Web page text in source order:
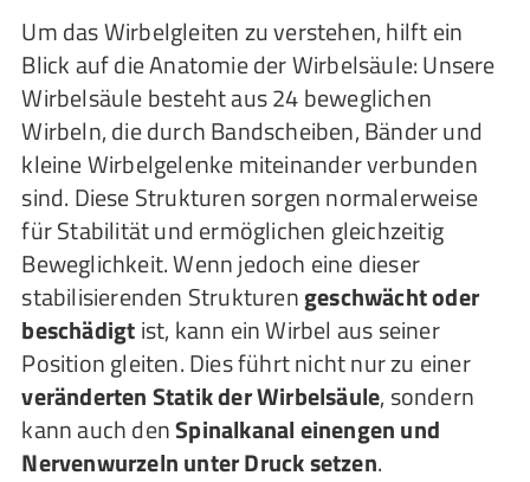
Um das Wirbelgleiten zu verstehen, hilft ein
Blick auf die Anatomie der Wirbelsäule: Unsere
Wirbelsäule besteht aus 24 beweglichen
Wirbeln, die durch Bandscheiben, Bänder und
kleine Wirbelgelenke miteinander verbunden
sind. Diese Strukturen sorgen normalerweise
für Stabilität und ermöglichen gleichzeitig
Beweglichkeit. Wenn jedoch eine dieser
stabilisierenden Strukturengeschwächt oder
beschädigtist, kann ein Wirbel aus seiner
Position gleiten. Dies führt nicht nur zu einer
veränderten Statik der Wirbelsäule, sondern
kann auch denSpinalkanal einengen und
Nervenwurzeln unter Druck setzen.